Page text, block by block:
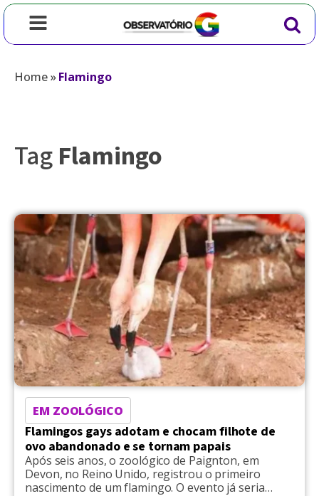
Home»Flamingo
TagFlamingo
EM ZOOLÓGICO
Flamingos gays adotam e chocam filhote de
ovo abandonado e se tornam papais
Após seis anos, o zoológico de Paignton, em
Devon, no Reino Unido, registrou o primeiro
nascimento de um flamingo. O evento já seria